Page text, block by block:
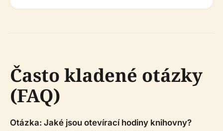
Často kladené otázky
(FAQ)
Otázka: Jaké jsou otevírací hodiny knihovny?